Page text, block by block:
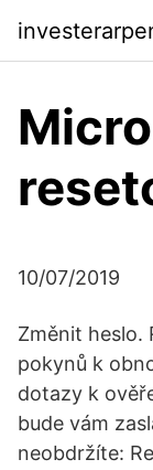
10/07/2019
Změnit heslo.
pokynů k
dotazy k
bude vám
neobdržíte: